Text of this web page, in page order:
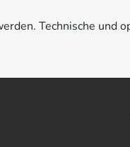
Technische und